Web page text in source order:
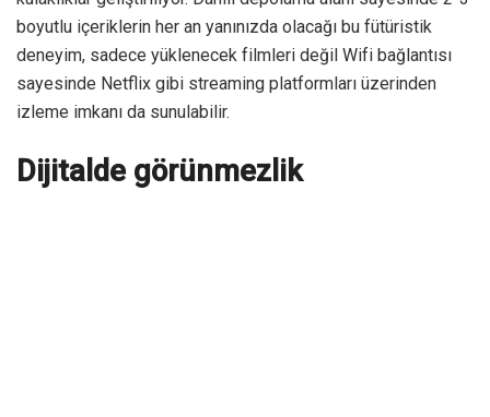
boyutlu içeriklerin her an yanınızda olacağı bu fütüristik
deneyim, sadece yüklenecek filmleri değil Wifi bağlantısı
sayesinde Netflix gibi streaming platformları üzerinden
izleme imkanı da sunulabilir.
Dijitalde görünmezlik